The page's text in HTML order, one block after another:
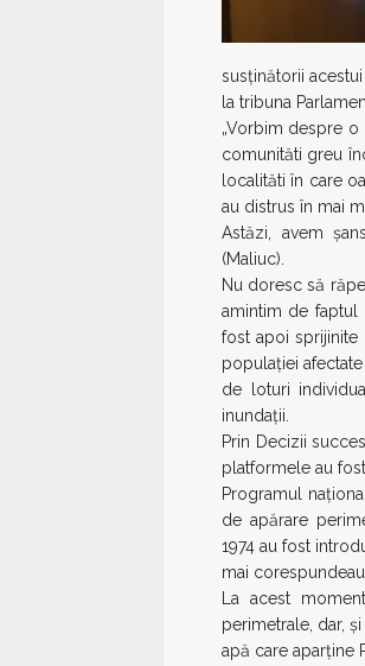
susținătorii
la tribuna
„Vorbim despre
comunităti greu
localităti în care
au distrus în mai
Astăzi, avem
(Maliuc).
Nu doresc să
amintim de faptul
fost apoi sprijinite
populației
de loturi
inundații.
Prin Decizii
platformele au
Programul
de apărare
1974 au fost
mai
La acest
perimetrale, dar,
apă care aparține